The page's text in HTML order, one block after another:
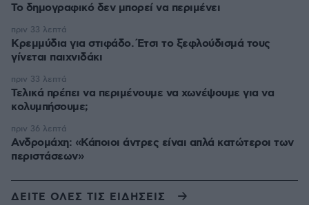
Το δημογραφικό δεν μπορεί να περιμένει
Κρεμμύδια για στιφάδο. Έτσι το ξεφλούδισμά τους
γίνεται παιχνιδάκι
πριν 33 λεπτά
Τελικά πρέπει να περιμένουμε να χωνέψουμε για να
κολυμπήσουμε;
πριν 33 λεπτά
Ανδρομάχη: «Κάποιοι άντρες είναι απλά κατώτεροι των
περιστάσεων»
πριν 36 λεπτά
ΔΕΙΤΕ ΟΛΕΣ ΤΙΣ ΕΙΔΗΣΕΙΣ